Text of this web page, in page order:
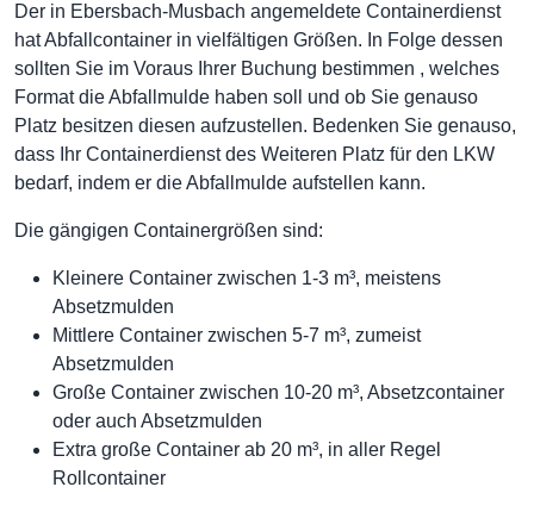
Der in Ebersbach-Musbach angemeldete Containerdienst
hat Abfallcontainer in vielfältigen Größen. In Folge dessen
sollten Sie im Voraus Ihrer Buchung bestimmen , welches
Format die Abfallmulde haben soll und ob Sie genauso
Platz besitzen diesen aufzustellen. Bedenken Sie genauso,
dass Ihr Containerdienst des Weiteren Platz für den LKW
bedarf, indem er die Abfallmulde aufstellen kann.
Die gängigen Containergrößen sind:
Kleinere Container zwischen 1-3 m³, meistens
Absetzmulden
Mittlere Container zwischen 5-7 m³, zumeist
Absetzmulden
Große Container zwischen 10-20 m³, Absetzcontainer
oder auch Absetzmulden
Extra große Container ab 20 m³, in aller Regel
Rollcontainer